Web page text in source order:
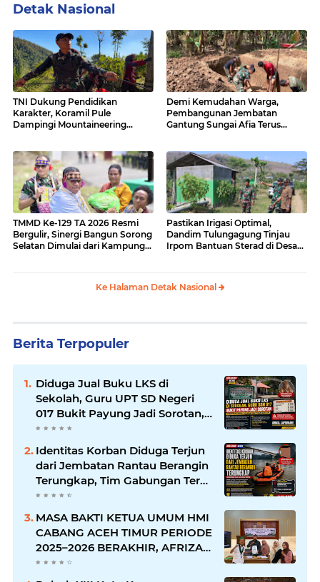
Detak Nasional
TNI Dukung Pendidikan
Karakter, Koramil Pule
Dampingi Mountaineering
Demi Kemudahan Warga,
Pembangunan Jembatan
Gantung Sungai Afia Terus
TMMD Ke-129 TA 2026 Resmi
Bergulir, Sinergi Bangun Sorong
Selatan Dimulai dari Kampung
Pastikan Irigasi Optimal,
Dandim Tulungagung Tinjau
Irpom Bantuan Sterad di Desa
Ke Halaman Detak Nasional
Berita Terpopuler
Diduga Jual Buku LKS di
Sekolah, Guru UPT SD Negeri
017 Bukit Payung Jadi Sorotan,
Disdikpora Kampar Tegaskan
Identitas Korban Diduga Terjun
dari Jembatan Rantau Berangin
Terungkap, Tim Gabungan Terus
Sisir Sungai Kampar
MASA BAKTI KETUA UMUM HMI
CABANG ACEH TIMUR PERIODE
2025–2026 BERAKHIR, AFRIZAL:
AMANAH TELAH DITUNAIKAN,